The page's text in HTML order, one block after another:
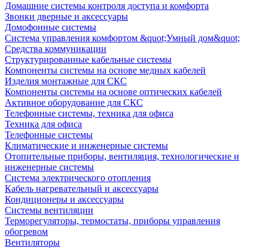
Домашние системы контроля доступа и комфорта
Звонки дверные и аксессуары
Домофонные системы
Система управления комфортом &quot;Умный дом&quot;
Средства коммуникации
Структурированные кабельные системы
Компоненты системы на основе медных кабелей
Изделия монтажные для СКС
Компоненты системы на основе оптических кабелей
Активное оборудование для СКС
Телефонные системы, техника для офиса
Техника для офиса
Телефонные системы
Климатические и инженерные системы
Отопительные приборы, вентиляция, технологические и
инженерные системы
Система электрического отопления
Кабель нагревательный и аксессуары
Кондиционеры и аксессуары
Системы вентиляции
Терморегуляторы, термостаты, приборы управления
обогревом
Вентиляторы